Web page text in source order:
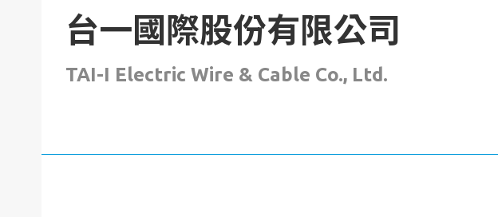
台一國際股份有限公司
TAI-I Electric Wire & Cable Co., Ltd.